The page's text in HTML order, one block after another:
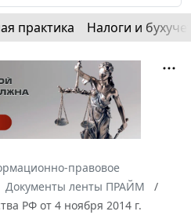
практика Налоги и
правовое
Документы ленты ПРАЙМ
РФ от 4 ноября 2014 г.